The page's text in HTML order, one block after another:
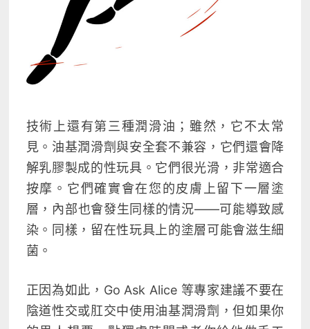
技術上還有第三種潤滑油；雖然，它不太常
見。油基潤滑劑與安全套不兼容，它們還會降
解乳膠製成的性玩具。它們很光滑，非常適合
按摩。它們確實會在您的皮膚上留下一層塗
層，內部也會發生同樣的情況——可能導致感
染。同樣，留在性玩具上的塗層可能會滋生細
菌。
正因為如此，Go Ask Alice 等專家建議不要在
陰道性交或肛交中使用油基潤滑劑，但如果你